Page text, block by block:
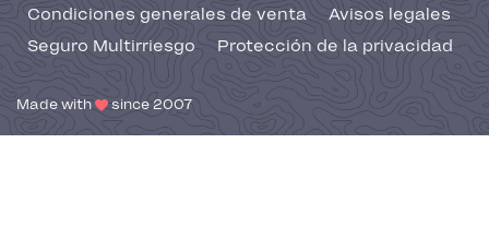
Condiciones generales de venta
Avisos legales
Seguro Multirriesgo
Protección de la privacidad
Made with since 2007